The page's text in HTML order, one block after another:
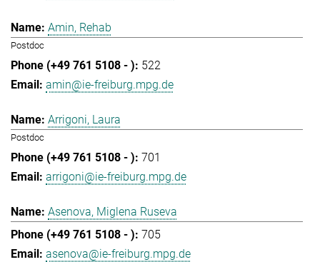
Amin, Rehab
Postdoc
522
amin@ie-freiburg.mpg.de
Arrigoni, Laura
Postdoc
701
arrigoni@ie-freiburg.mpg.de
Asenova, Miglena Ruseva
705
asenova@ie-freiburg.mpg.de